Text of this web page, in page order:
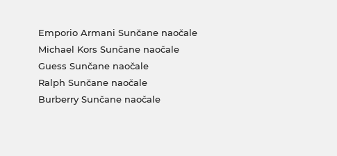
Emporio Armani Sunčane naočale
Michael Kors Sunčane naočale
Guess Sunčane naočale
Ralph Sunčane naočale
Burberry Sunčane naočale